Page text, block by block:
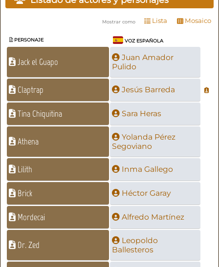
Mostrar como Lista Mosaico
PERSONAJE VOZ ESPAÑOLA
Jack el Guapo
Juan Amador
Pulido
Claptrap Jesús Barreda
Tina Chiquitina Sara Heras
Athena
Yolanda Pérez
Segoviano
Lilith Inma Gallego
Brick Héctor Garay
Mordecai Alfredo Martínez
Dr. Zed
Leopoldo
Ballesteros